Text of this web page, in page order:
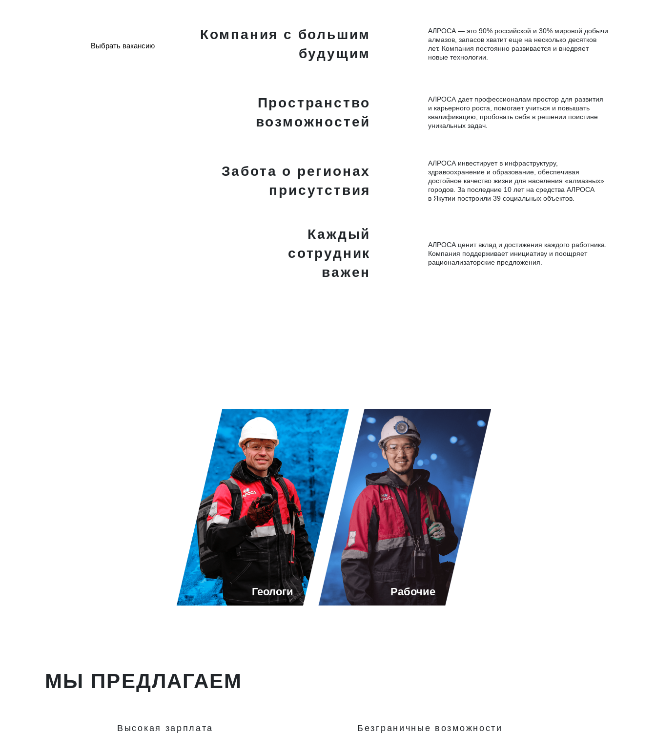
Выбрать вакансию
Компания с большим
будущим
АЛРОСА — это 90% российской и 30% мировой добычи
алмазов, запасов хватит еще на несколько десятков
лет. Компания постоянно развивается и внедряет
новые технологии.
Пространство
возможностей
АЛРОСА дает профессионалам простор для развития
и карьерного роста, помогает учиться и повышать
квалификацию, пробовать себя в решении поистине
уникальных задач.
Забота о регионах
присутствия
АЛРОСА инвестирует в инфраструктуру,
здравоохранение и образование, обеспечивая
достойное качество жизни для населения «алмазных»
городов. За последние 10 лет на средства АЛРОСА
в Якутии построили 39 социальных объектов.
Каждый
сотрудник
важен
АЛРОСА ценит вклад и достижения каждого работника.
Компания поддерживает инициативу и поощряет
рационализаторские предложения.
Геологи Рабочие
МЫ ПРЕДЛАГАЕМ
Высокая зарплата
Безграничные возможности